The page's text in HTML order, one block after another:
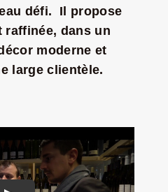
défi.
Il propose
raffinée, dans un
moderne et
large clientèle.